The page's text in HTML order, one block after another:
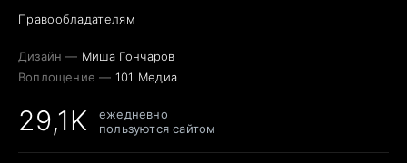
Правообладателям
Дизайн — Миша Гончаров
Воплощение — 101 Медиа
29,1K
ежедневно
пользуются сайтом